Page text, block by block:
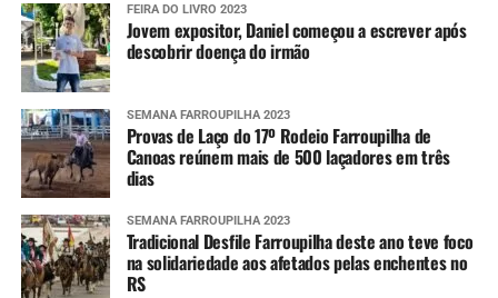
FEIRA DO LIVRO 2023
Jovem expositor, Daniel começou a escrever após
descobrir doença do irmão
SEMANA FARROUPILHA 2023
Provas de Laço do 17º Rodeio Farroupilha de
Canoas reúnem mais de 500 laçadores em três
dias
SEMANA FARROUPILHA 2023
Tradicional Desfile Farroupilha deste ano teve foco
na solidariedade aos afetados pelas enchentes no
RS